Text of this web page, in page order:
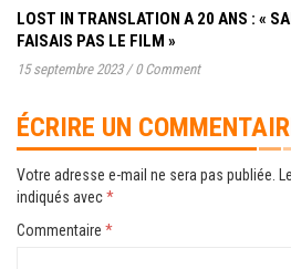
LOST IN TRANSLATION A 20 ANS : «
FAISAIS PAS LE FILM »
15 septembre 2023 / 0 Comment
ÉCRIRE UN
Votre adresse e-mail ne sera pas publiée.
indiqués avec*
Commentaire *